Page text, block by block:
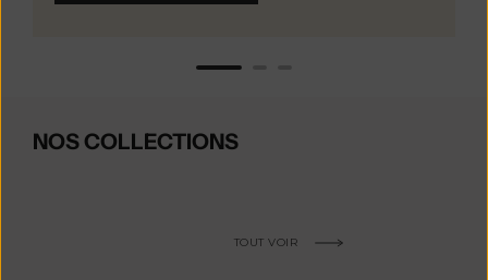
NOS COLLECTIONS
TOUT VOIR